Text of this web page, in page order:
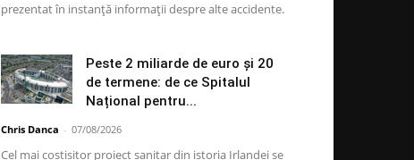
prezentat în instanță informații despre alte accidente.
Peste 2 miliarde de euro și 20
de termene: de ce Spitalul
Național pentru...
Chris Danca - 07/08/2026
Cel mai costisitor proiect sanitar din istoria Irlandei se